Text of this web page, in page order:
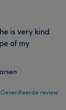
is very kind
of my
Geverifieerde review